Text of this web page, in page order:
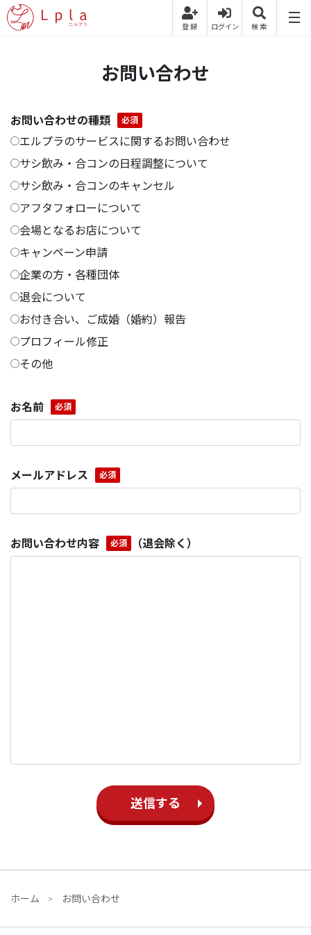
お問い合わせ
お問い合わせの種類 必須
エルプラのサービスに関するお問い合わせ
サシ飲み・合コンの日程調整について
サシ飲み・合コンのキャンセル
アフタフォローについて
会場となるお店について
キャンペーン申請
企業の方・各種団体
退会について
お付き合い、ご成婚（婚約）報告
プロフィール修正
その他
お名前 必須
メールアドレス 必須
お問い合わせ内容 必須 （退会除く）
送信する
ホーム お問い合わせ